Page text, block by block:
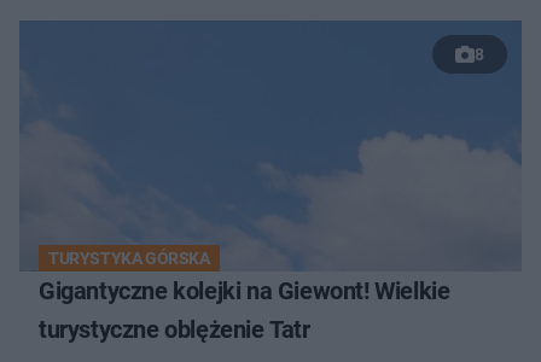
8
TURYSTYKA GÓRSKA
Gigantyczne kolejki na Giewont! Wielkie
turystyczne oblężenie Tatr